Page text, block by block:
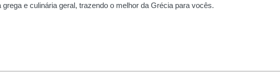
grega e culinária geral, trazendo o melhor da Grécia para vocês.